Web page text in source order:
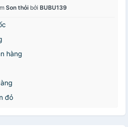
Son thỏi bởi BUBU139
hàng
đỏ